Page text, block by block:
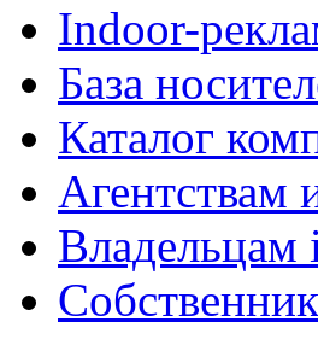
Indoor-
База
Каталог
Агентствам
Владельцам